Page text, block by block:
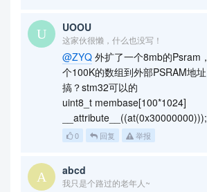
UOOU
这家伙很懒，什么也没写！
@ZYQ 外扩了一个8mb的Psram
个100K的数组到外部PSRAM地
搞？stm32可以的
uint8_t membase[100*1024]
0 回复 举报
abcd
我只是个路过的老年人~